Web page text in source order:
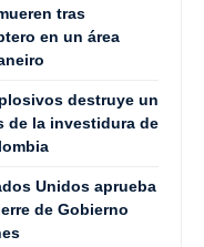
tras
en un área
destruye un
de la investidura de
Unidos aprueba
de Gobierno